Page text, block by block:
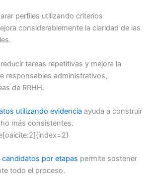
perfiles utilizando criterios
considerablemente la claridad de las
tareas repetitivas y mejora la
responsables administrativos,
de RRHH.
utilizando evidencia ayuda a construir
más consistentes.
candidatos por etapas permite sostener
todo el proceso.